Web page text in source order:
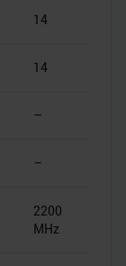
14
14
–
–
2200
MHz